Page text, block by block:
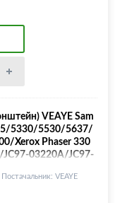
VEAYE Sam
5330/5530/5637/
Xerox Phaser 330
03220A/JC97-
Постачальник: VEAYE